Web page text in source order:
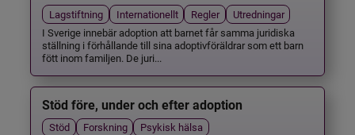
Lagstiftning Internationellt Regler
Utredningar
I Sverige innebär adoption att barnet får samma juridiska
ställning i förhållande till sina adoptivföräldrar som ett barn
fött inom familjen. De juri...
Stöd före, under och efter adoption
Stöd Forskning
Psykisk hälsa